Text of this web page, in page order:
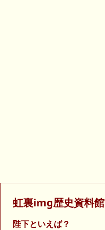
虹裏img歴史資料館
陛下といえば？